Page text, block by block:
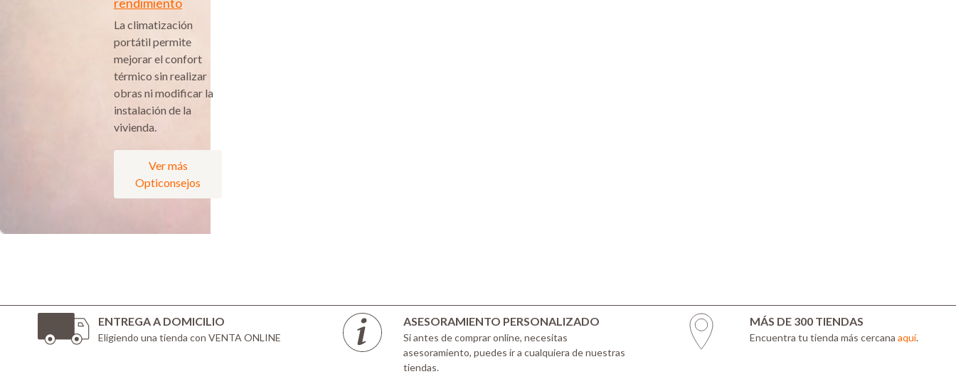
La climatización
portátil permite
mejorar el confort
térmico sin realizar
obras ni modificar la
instalación de la
vivienda.
Ver más
Opticonsejos
ENTREGA A DOMICILIO
Eligiendo una tienda con VENTA ONLINE
ASESORAMIENTO PERSONALIZADO
Si antes de comprar online, necesitas
asesoramiento, puedes ir a cualquiera de nuestras
tiendas.
MÁS DE 300 TIENDAS
Encuentra tu tienda más cercana aquí.